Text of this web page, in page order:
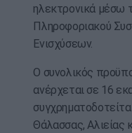
ηλεκτρονικά μέσω
Πληροφοριακού
Ενισχύσεων.
Ο συνολικός
ανέρχεται σε 16
Θάλασσας, Αλιείας